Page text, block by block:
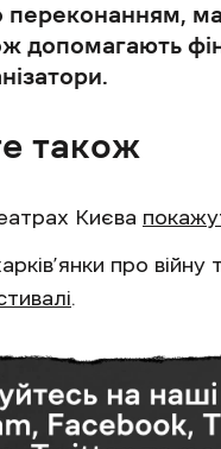
переконанням,
допомагають
також
Києва
про війну
.